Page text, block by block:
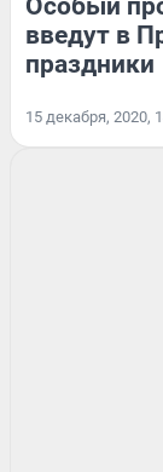
Особый
введут в
праздники
15 декабря, 2020,